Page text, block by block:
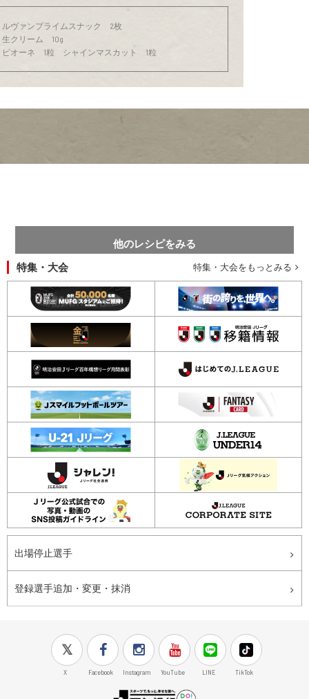
ルヴァンプライムスナック 2枚
生クリーム 10g
ピオーネ 1粒 シャインマスカット 1粒
他のレシピをみる
特集・大会
特集・大会をもっとみる
出場停止選手
登録選手追加・変更・抹消
X Facebook Instagram YouTube LINE TikTok